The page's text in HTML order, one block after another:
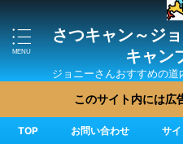
さつキャン～ジ
キャン
ジョニーさんおすすめの
ト・直売所
このサイト内には広
TOP お問い合わせ
サ